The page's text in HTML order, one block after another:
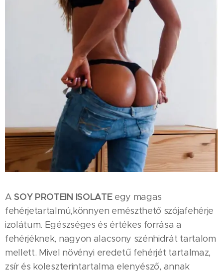
A SOY PROTEIN ISOLATEegy magas
fehérjetartalmú,könnyen emészthető szójafehérje
izolátum. Egészséges és értékes forrása a
fehérjéknek, nagyon alacsony szénhidrát tartalom
mellett. Mivel növényi eredetű fehérjét tartalmaz,
zsír és koleszterintartalma elenyésző, annak